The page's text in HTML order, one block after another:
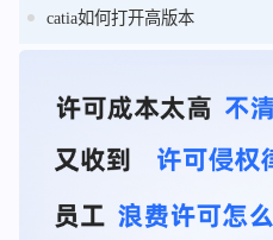
catia如何打开高版本